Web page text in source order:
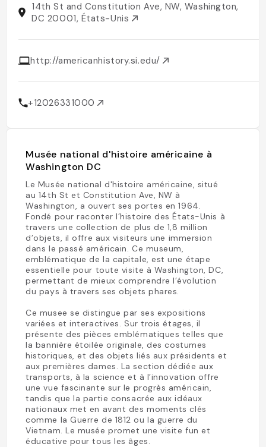
14th St and Constitution Ave, NW, Washington,
DC 20001, États-Unis
http://americanhistory.si.edu/
+12026331000
Musée national d'histoire américaine à
Washington DC
Le Musée national d'histoire américaine, situé
au 14th St et Constitution Ave, NW à
Washington, a ouvert ses portes en 1964.
Fondé pour raconter l’histoire des États-Unis à
travers une collection de plus de 1,8 million
d’objets, il offre aux visiteurs une immersion
dans le passé américain. Ce museum,
emblématique de la capitale, est une étape
essentielle pour toute visite à Washington, DC,
permettant de mieux comprendre l’évolution
du pays à travers ses objets phares.
Ce musee se distingue par ses expositions
variées et interactives. Sur trois étages, il
présente des pièces emblématiques telles que
la bannière étoilée originale, des costumes
historiques, et des objets liés aux présidents et
aux premières dames. La section dédiée aux
transports, à la science et à l’innovation offre
une vue fascinante sur le progrès américain,
tandis que la partie consacrée aux idéaux
nationaux met en avant des moments clés
comme la Guerre de 1812 ou la guerre du
Vietnam. Le musée promet une visite fun et
éducative pour tous les âges.